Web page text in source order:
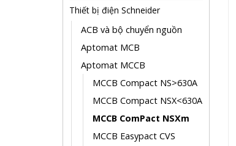
Thiết bị điện Schneider
ACB và bộ chuyển nguồn
Aptomat MCB
Aptomat MCCB
MCCB Compact NS>630A
MCCB Compact NSX<630A
MCCB ComPact NSXm
MCCB Easypact CVS